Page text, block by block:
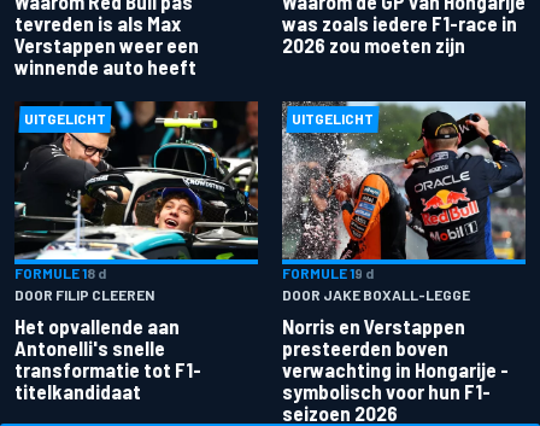
tevreden is als Max
Verstappen weer een
winnende auto heeft
was zoals iedere F1-race in
2026 zou moeten zijn
UITGELICHT
FORMULE 18 d
DOOR FILIP CLEEREN
Het opvallende aan
Antonelli's snelle
transformatie tot F1-
titelkandidaat
UITGELICHT
FORMULE 19 d
DOOR JAKE BOXALL-LEGGE
Norris en Verstappen
presteerden boven
verwachting in Hongarije -
symbolisch voor hun F1-
seizoen 2026